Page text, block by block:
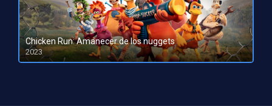
Chicken Run: Amanecer de los nuggets
2023
HD 1080pHD 720p